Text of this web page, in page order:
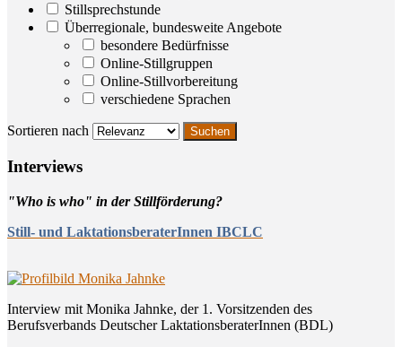
Stillsprechstunde
Überregionale, bundesweite Angebote
besondere Bedürfnisse
Online-Stillgruppen
Online-Stillvorbereitung
verschiedene Sprachen
Sortieren nach
Inter­views
"Who is who" in der Stillförderung?
Still- und LaktationsberaterInnen IBCLC
Interview mit Monika Jahnke, der 1. Vorsitzenden des
Berufsverbands Deutscher LaktationsberaterInnen (BDL)